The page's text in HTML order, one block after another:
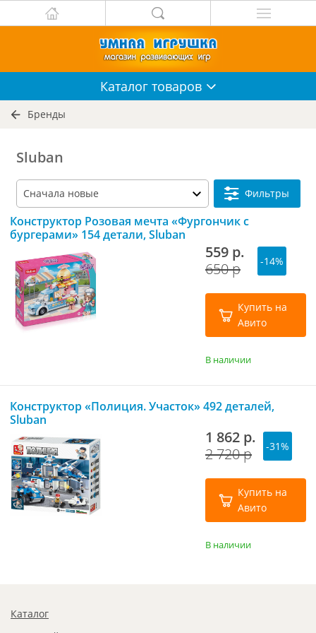
Каталог товаров
Бренды
Sluban
Фильтры
Конструктор Розовая мечта «Фургончик с
бургерами» 154 детали, Sluban
559 р.
650 р
-14%
Купить на
Авито
В наличии
Конструктор «Полиция. Участок» 492 деталей,
Sluban
1 862 р.
2 720 р
-31%
Купить на
Авито
В наличии
Каталог